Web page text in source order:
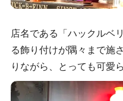
店名である「ハックルベ
る飾り付けが隅々まで施
りながら、とっても可愛